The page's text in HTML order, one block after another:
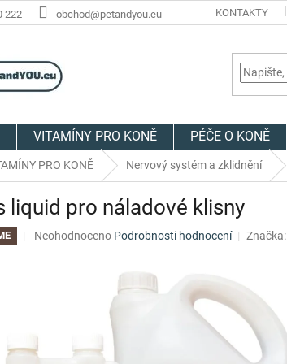
222 obchod@petandyou.eu KONTAKTY
VITAMÍNY PRO KONĚ PÉČE O KONĚ
PRO KONĚ Nervový systém a zklidnění
liquid pro náladové klisny
Průměrné
Neohodnoceno Podrobnosti hodnocení Značka: